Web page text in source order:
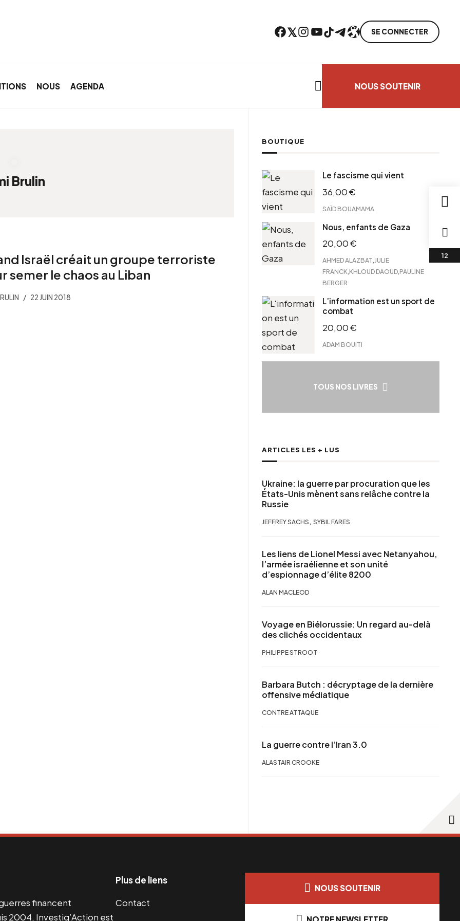
Facebook Twitter Instagram YouTube TikTok TelegramLien SE CONNECTER
NOUS AGENDA NOUS SOUTENIR
Brulin
Israël créait un groupe terroriste
semer le chaos au Liban
22 JUIN 2018
BOUTIQUE
Le fascisme qui vient
36,00€
SAÏD BOUAMAMA
Nous, enfants de Gaza
20,00€
AHMED ALAZBAT JULIE
FRANCK KHLOUD DAOUD PAULINE
BERGER
L’information est un sport de
combat
20,00€
ADAM BOUITI
TOUS NOS LIVRES
ARTICLES LES + LUS
Ukraine: la guerre par procuration que les
États-Unis mènent sans relâche contre la
Russie
JEFFREY SACHS , SYBIL FARES
Les liens de Lionel Messi avec Netanyahou,
l’armée israélienne et son unité
d’espionnage d’élite 8200
ALAN MACLEOD
Voyage en Biélorussie: Un regard au-delà
des clichés occidentaux
PHILIPPE STROOT
Barbara Butch : décryptage de la dernière
offensive médiatique
CONTRE ATTAQUE
La guerre contre l’Iran 3.0
ALASTAIR CROOKE
financent
2004, Investig’Action est
Plus de liens
Contact
NOUS SOUTENIR